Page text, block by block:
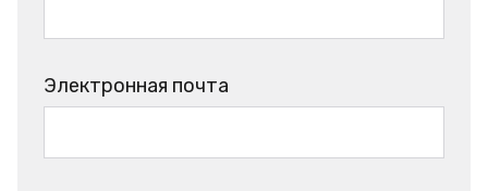
Электронная почта